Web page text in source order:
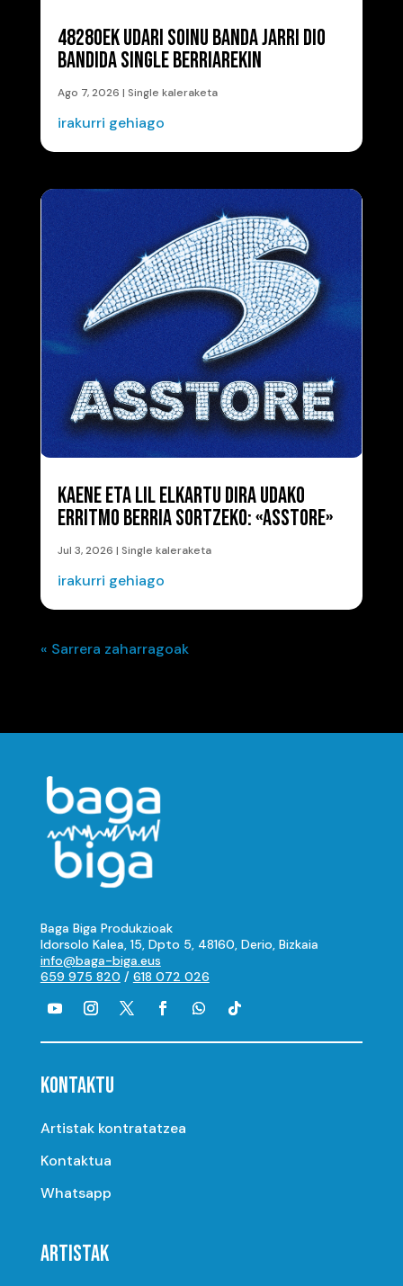
48280EK UDARI SOINU BANDA JARRI DIO
BANDIDA SINGLE BERRIAREKIN
Ago 7, 2026 | Single kaleraketa
irakurri gehiago
KAENE ETA LIL ELKARTU DIRA UDAKO
ERRITMO BERRIA SORTZEKO: «ASSTORE»
Jul 3, 2026 | Single kaleraketa
irakurri gehiago
« Sarrera zaharragoak
Baga Biga Produkzioak
Idorsolo Kalea, 15, Dpto 5, 48160, Derio, Bizkaia
info@baga-biga.eus
659 975 820 / 618 072 026
KONTAKTU
Artistak kontratatzea
Kontaktua
Whatsapp
ARTISTAK